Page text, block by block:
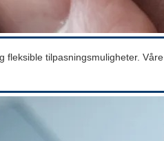
tilpasningsmuligheter. Våre